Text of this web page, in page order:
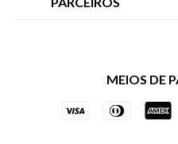
Trocas e Devoluções
Vai de Visa
Azul Fidelidade
MEIOS DE